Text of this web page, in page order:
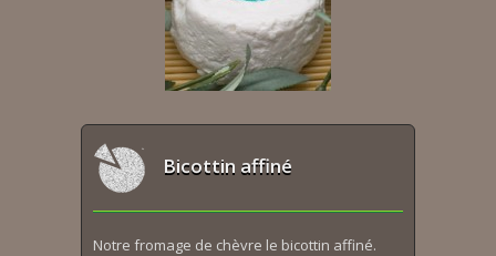
Bicottin affiné
Notre fromage de chèvre le bicottin affiné.